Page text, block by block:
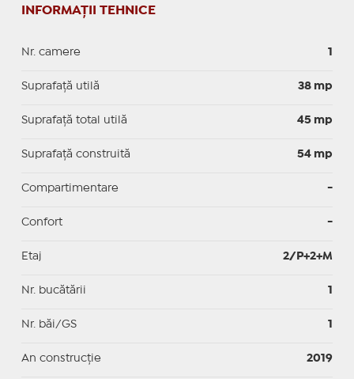
INFORMAȚII TEHNICE
Nr. camere 1
Suprafaţă utilă 38 mp
Suprafaţă total utilă 45 mp
Suprafaţă construită 54 mp
Compartimentare -
Confort -
Etaj 2/P+2+M
Nr. bucătării 1
Nr. băi/GS 1
An construcție 2019